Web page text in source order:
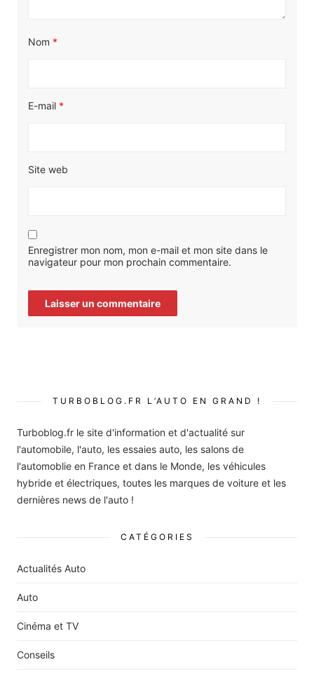
Nom *
E-mail *
Site web
Enregistrer mon nom, mon e-mail et mon site dans le
navigateur pour mon prochain commentaire.
TURBOBLOG.FR L’AUTO EN GRAND !
Turboblog.fr le site d'information et d'actualité sur
l'automobile, l'auto, les essaies auto, les salons de
l'automoblie en France et dans le Monde, les véhicules
hybride et électriques, toutes les marques de voiture et les
dernières news de l'auto !
CATÉGORIES
Actualités Auto
Auto
Cinéma et TV
Conseils